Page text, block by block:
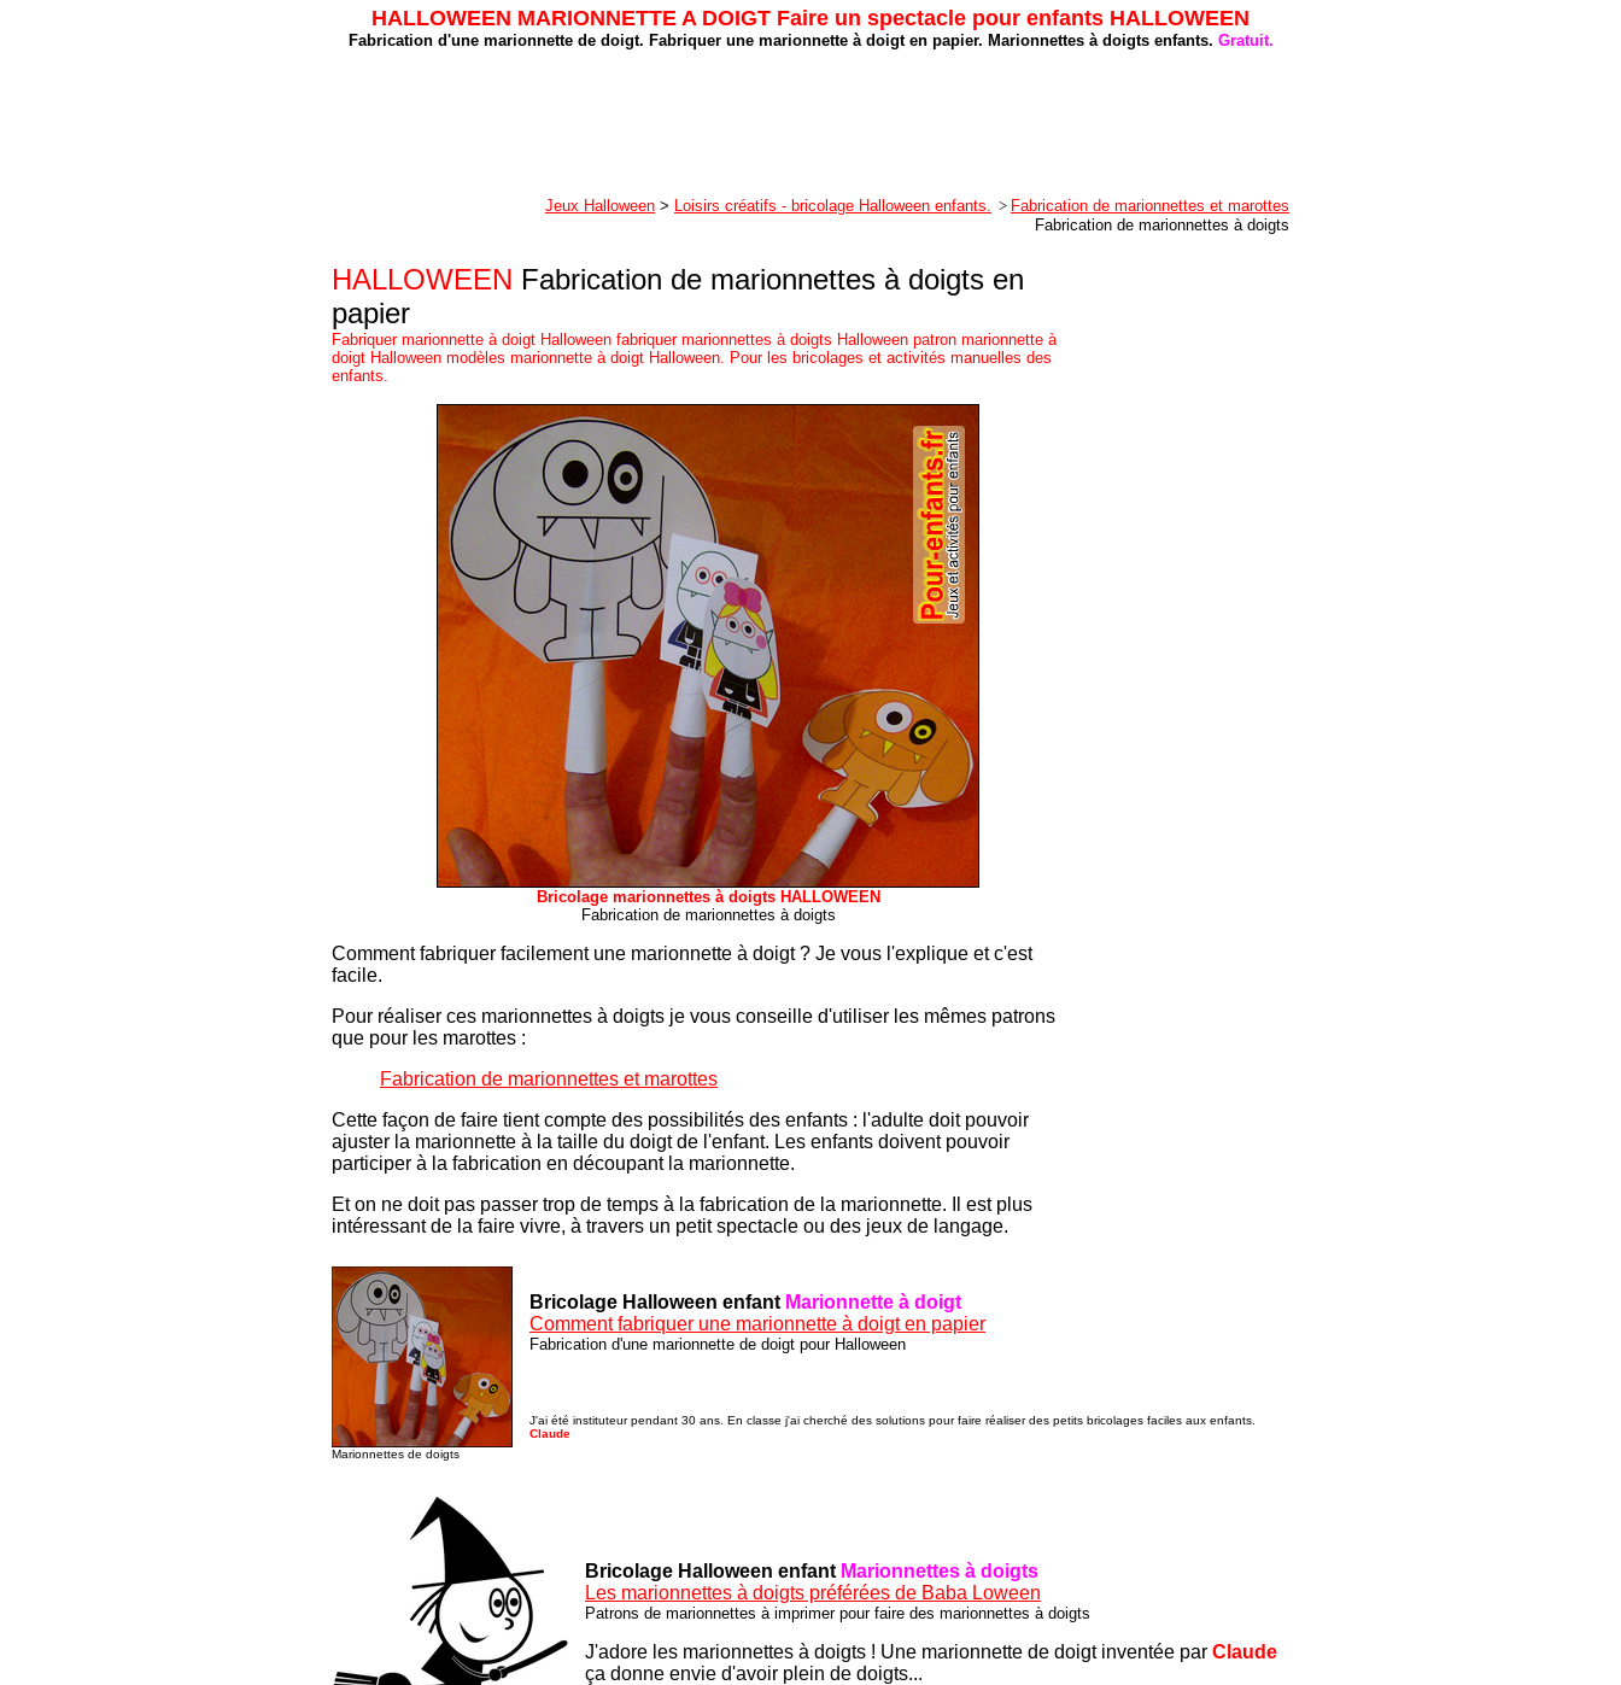
HALLOWEEN MARIONNETTE A DOIGT Faire un spectacle pour enfants HALLOWEEN
Fabrication d'une marionnette de doigt. Fabriquer une marionnette à doigt en papier. Marionnettes à doigts enfants. Gratuit.
Jeux Halloween > Loisirs créatifs - bricolage Halloween enfants. > Fabrication de marionnettes et marottes
Fabrication de marionnettes à doigts
HALLOWEEN Fabrication de marionnettes à doigts en
papier
Fabriquer marionnette à doigt Halloween fabriquer marionnettes à doigts Halloween patron marionnette à
doigt Halloween modèles marionnette à doigt Halloween. Pour les bricolages et activités manuelles des
enfants.
Bricolage marionnettes à doigts HALLOWEEN
Fabrication de marionnettes à doigts
Comment fabriquer facilement une marionnette à doigt ? Je vous l'explique et c'est
facile.
Pour réaliser ces marionnettes à doigts je vous conseille d'utiliser les mêmes patrons
que pour les marottes :
Fabrication de marionnettes et marottes
Cette façon de faire tient compte des possibilités des enfants : l'adulte doit pouvoir
ajuster la marionnette à la taille du doigt de l'enfant. Les enfants doivent pouvoir
participer à la fabrication en découpant la marionnette.
Et on ne doit pas passer trop de temps à la fabrication de la marionnette. Il est plus
intéressant de la faire vivre, à travers un petit spectacle ou des jeux de langage.
Marionnettes de doigts
Bricolage Halloween enfant Marionnette à doigt
Comment fabriquer une marionnette à doigt en papier
Fabrication d'une marionnette de doigt pour Halloween
J'ai été instituteur pendant 30 ans. En classe j'ai cherché des solutions pour faire réaliser des petits bricolages faciles aux enfants.
Claude
Bricolage Halloween enfant Marionnettes à doigts
Les marionnettes à doigts préférées de Baba Loween
Patrons de marionnettes à imprimer pour faire des marionnettes à doigts
J'adore les marionnettes à doigts ! Une marionnette de doigt inventée par Claude
ça donne envie d'avoir plein de doigts...